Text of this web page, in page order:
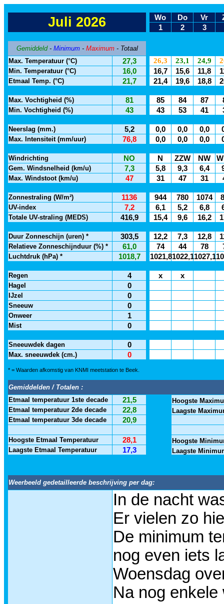
Juli 2026 Wo Do Vr
1
2 3
Gemiddeld - Minimum - Maximum - Totaal
Max. Temperatuur (°C)
27,3 26,3 23,1 24,9
Min. Temperatuur (°C) 16,0 16,7 15,6 11,8
Etmaal Temp. (°C) 21,7 21,4 19,6 18,8
Max. Vochtigheid (%) 81 85 84 87
Min. Vochtigheid (%) 43 43 53 41
Neerslag (mm.) 5,2 0,0 0,0 0,0
Max. Intensiteit (mm/uur) 76,8 0,0 0,0 0,0
Windrichting NO N ZZW NW
Gem. Windsnelheid (km/u) 7,3 5,8 9,3 6,4
Max. Windstoot (km/u) 47 31 47 31
Zonnestraling (W/m²) 1136 944 780 1074
UV-index 7,2 6,1 5,2 6,8
Totale UV-straling (MEDS) 416,9 15,4 9,6 16,2
Duur Zonneschijn (uren) * 303,5 12,2 7,3 12,8
Relatieve Zonneschijnduur (%) * 61,0 74 44 78
Luchtdruk (hPa) * 1018,7 1021,81022,11027,1
Regen 4 x x
Hagel 0
IJzel 0
Sneeuw 0
Onweer 1
Mist 0
Sneeuwdek dagen 0
Max. sneeuwdek (cm.) 0
* = Waarden afkomstig van KNMI meetstation te Beek.
Gemiddelden / Totalen :
Etmaal temperatuur 1ste decade
21,5
Hoogste
Etmaal temperatuur 2de decade
22,8
Laagste
Etmaal temperatuur 3de decade
20,9
Hoogste Etmaal Temperatuur 28,1
Hoogste
Laagste Etmaal Temperatuur
17,3 Laagste
Weerbeeld gedetailleerde beschrijving per dag:
In de nacht
Er vielen zo
De minimum
nog even iets
Woensdag
Na nog